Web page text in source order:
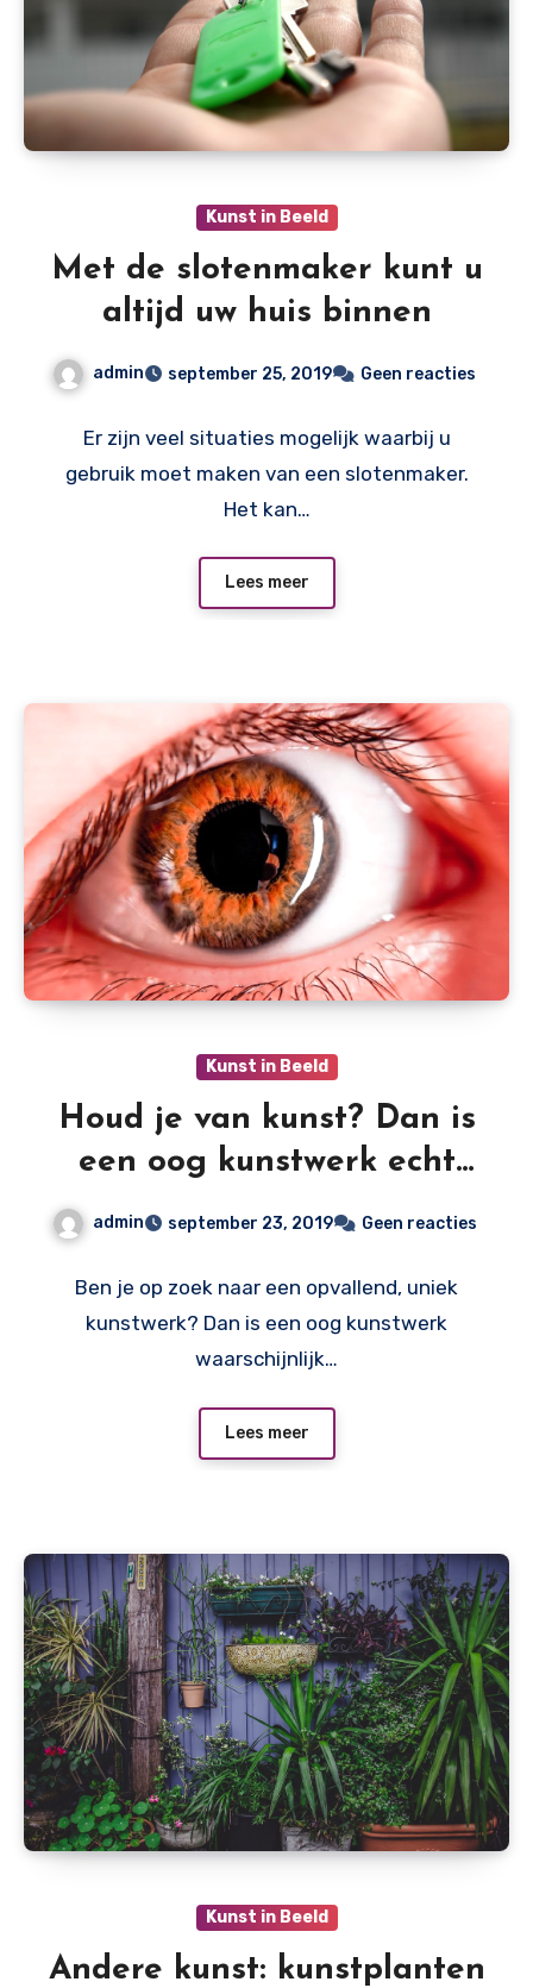
Kunst in Beeld
Met de slotenmaker kunt u
altijd uw huis binnen
admin september 25, 2019 Geen reacties
Er zijn veel situaties mogelijk waarbij u
gebruik moet maken van een slotenmaker.
Het kan…
Lees meer
Kunst in Beeld
Houd je van kunst? Dan is
een oog kunstwerk echt
admin september 23, 2019 Geen reacties
Ben je op zoek naar een opvallend, uniek
kunstwerk? Dan is een oog kunstwerk
waarschijnlijk…
Lees meer
Kunst in Beeld
Andere kunst: kunstplanten